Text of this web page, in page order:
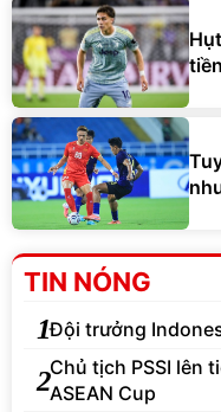
TIN NÓNG
1Đội trưởng
2Chủ tịch PSSI lên
ASEAN Cup